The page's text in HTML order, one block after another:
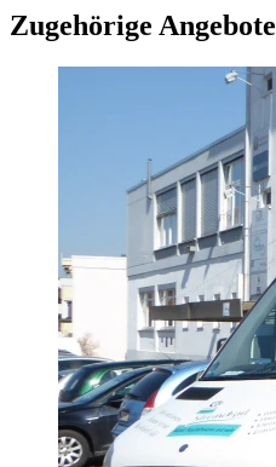
Zugehörige Angebote